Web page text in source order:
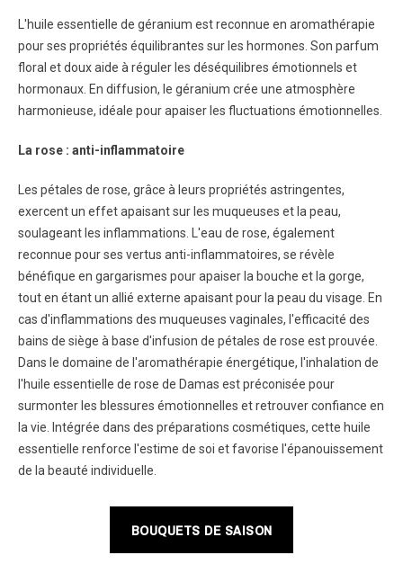
L'huile essentielle de géranium est reconnue en aromathérapie
pour ses propriétés équilibrantes sur les hormones. Son parfum
floral et doux aide à réguler les déséquilibres émotionnels et
hormonaux. En diffusion, le géranium crée une atmosphère
harmonieuse, idéale pour apaiser les fluctuations émotionnelles.
La rose : anti-inflammatoire
Les pétales de rose, grâce à leurs propriétés astringentes,
exercent un effet apaisant sur les muqueuses et la peau,
soulageant les inflammations. L'eau de rose, également
reconnue pour ses vertus anti-inflammatoires, se révèle
bénéfique en gargarismes pour apaiser la bouche et la gorge,
tout en étant un allié externe apaisant pour la peau du visage. En
cas d'inflammations des muqueuses vaginales, l'efficacité des
bains de siège à base d'infusion de pétales de rose est prouvée.
Dans le domaine de l'aromathérapie énergétique, l'inhalation de
l'huile essentielle de rose de Damas est préconisée pour
surmonter les blessures émotionnelles et retrouver confiance en
la vie. Intégrée dans des préparations cosmétiques, cette huile
essentielle renforce l'estime de soi et favorise l'épanouissement
de la beauté individuelle.
BOUQUETS DE SAISON